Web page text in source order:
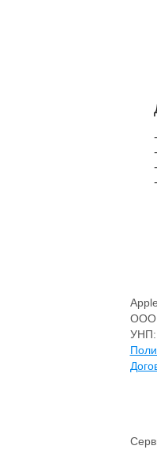
ООО
УНП: